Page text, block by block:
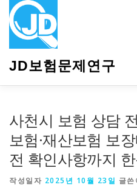
JD보험문제연구
사천시 보험 상담
보험·재산보험 보
전 확인사항까지
작성일자 2025년 10월 23일 글쓴